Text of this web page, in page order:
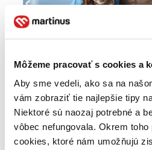
Môžeme pracovať s cookies a
Aby sme vedeli, ako sa na
vám zobraziť tie najlepšie tipy
Niektoré sú naozaj potrebné a
vôbec nefungovala. Okrem
cookies, ktoré nám umožňujú